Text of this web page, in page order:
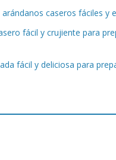
caseros fáciles y
fácil y crujiente para
fácil y deliciosa para